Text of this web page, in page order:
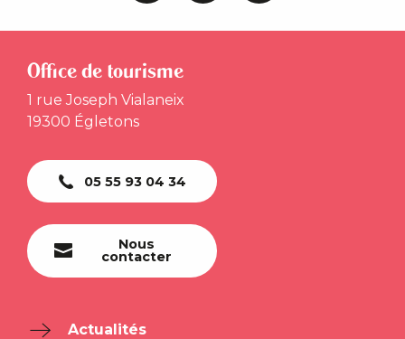
Office de tourisme
1 rue Joseph Vialaneix
19300 Égletons
05 55 93 04 34
Nous
contacter
Actualités